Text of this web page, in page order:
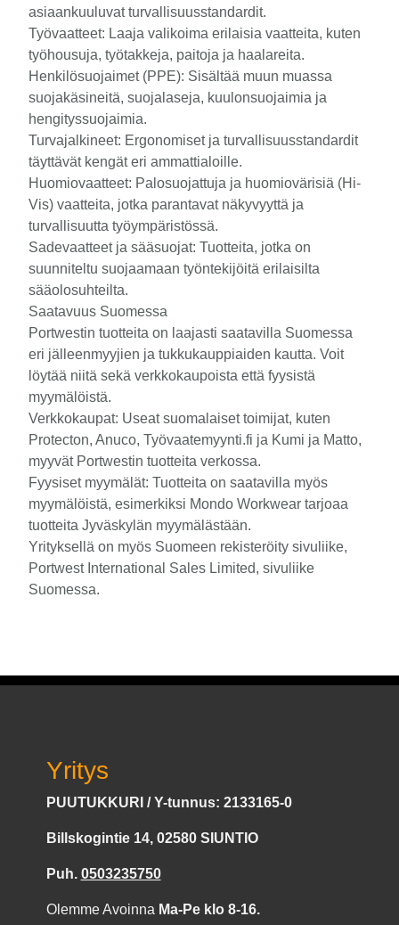
asiaankuuluvat turvallisuusstandardit.
Työvaatteet: Laaja valikoima erilaisia vaatteita, kuten
työhousuja, työtakkeja, paitoja ja haalareita.
Henkilösuojaimet (PPE): Sisältää muun muassa
suojakäsineitä, suojalaseja, kuulonsuojaimia ja
hengityssuojaimia.
Turvajalkineet: Ergonomiset ja turvallisuusstandardit
täyttävät kengät eri ammattialoille.
Huomiovaatteet: Palosuojattuja ja huomiovärisiä (Hi-
Vis) vaatteita, jotka parantavat näkyvyyttä ja
turvallisuutta työympäristössä.
Sadevaatteet ja sääsuojat: Tuotteita, jotka on
suunniteltu suojaamaan työntekijöitä erilaisilta
sääolosuhteilta.
Saatavuus Suomessa
Portwestin tuotteita on laajasti saatavilla Suomessa
eri jälleenmyyjien ja tukkukauppiaiden kautta. Voit
löytää niitä sekä verkkokaupoista että fyysistä
myymälöistä.
Verkkokaupat: Useat suomalaiset toimijat, kuten
Protecton, Anuco, Työvaatemyynti.fi ja Kumi ja Matto,
myyvät Portwestin tuotteita verkossa.
Fyysiset myymälät: Tuotteita on saatavilla myös
myymälöistä, esimerkiksi Mondo Workwear tarjoaa
tuotteita Jyväskylän myymälästään.
Yrityksellä on myös Suomeen rekisteröity sivuliike,
Portwest International Sales Limited, sivuliike
Suomessa.
Yritys
PUUTUKKURI / Y-tunnus: 2133165-0
Billskogintie 14, 02580 SIUNTIO
Puh. 0503235750
Olemme Avoinna Ma-Pe klo 8-16.